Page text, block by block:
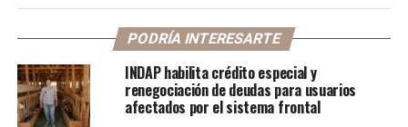
PODRÍA INTERESARTE
INDAP habilita crédito especial y
renegociación de deudas para usuarios
afectados por el sistema frontal